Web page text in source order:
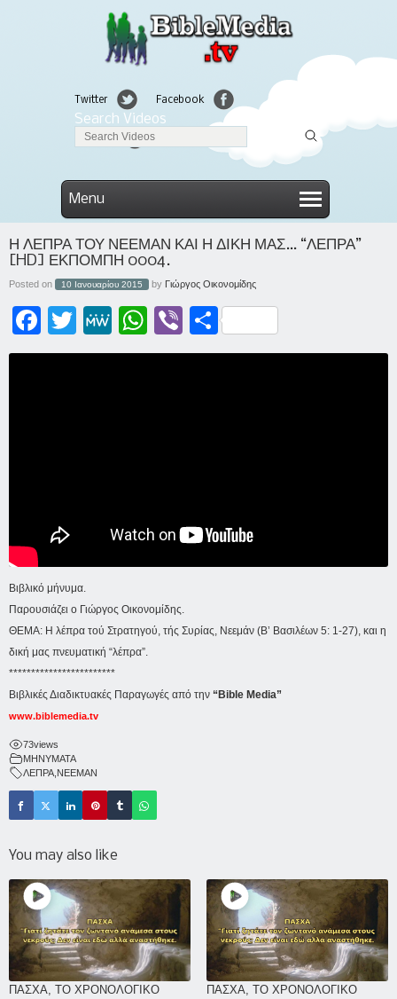
Twitter Facebook
Linkedin
Search Videos
Menu
Η ΛΕΠΡΑ ΤΟΥ ΝΕΕΜΑΝ ΚΑΙ Η ΔΙΚΗ ΜΑΣ… “ΛΕΠΡΑ”
[HD] ΕΚΠΟΜΠΗ 0004.
Posted on 10 Ιανουαρίου 2015 by Γιώργος Οικονομίδης
Facebook Twitter MeWe WhatsAppViber Μοιραστείτε
Βιβλικό μήνυμα.
Παρουσιάζει ο Γιώργος Οικονομίδης.
ΘΕΜΑ: Η λέπρα τού Στρατηγού, τής Συρίας, Νεεμάν (Β’ Βασιλέων 5: 1-27), και η
δική μας πνευματική “λέπρα”.
************************
Βιβλικές Διαδικτυακές Παραγωγές από την “Bible Media”
www.biblemedia.tv
73views
ΜΗΝΥΜΑΤΑ
ΛΕΠΡΑ ΝΕΕΜΑΝ
You may also like
ΠΑΣΧΑ, ΤΟ ΧΡΟΝΟΛΟΓΙΚΟ
ΠΑΣΧΑ, ΤΟ ΧΡΟΝΟΛΟΓΙΚΟ